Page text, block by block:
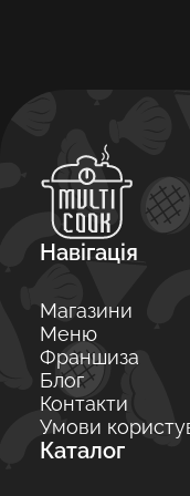
Навігація
Магазини
Меню
Франшиза
Блог
Контакти
Умови
Каталог